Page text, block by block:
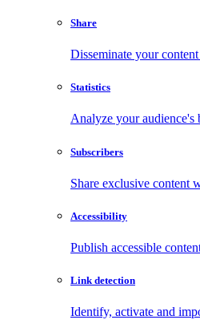
Share
Disseminate your
Statistics
Analyze your audience's
Subscribers
Share exclusive content
Accessibility
Publish accessible
Link detection
Identify, activate and